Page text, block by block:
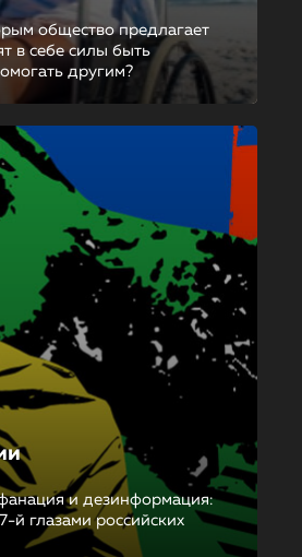
общество предлагает
в себе силы быть
другим?
и дезинформация:
й глазами российских